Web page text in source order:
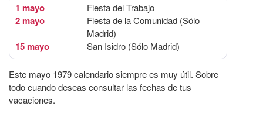
1 mayo Fiesta del Trabajo
2 mayo
Fiesta de la Comunidad (Sólo
Madrid)
15 mayo San Isidro (Sólo Madrid)
Este mayo 1979 calendario siempre es muy útil. Sobre
todo cuando deseas consultar las fechas de tus
vacaciones.